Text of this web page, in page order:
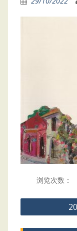
浏览次数：
Post
navigation